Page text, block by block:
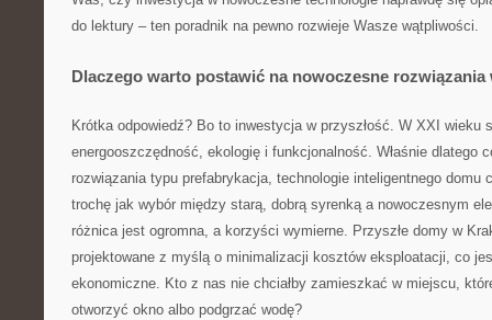
do lektury – ten poradnik na pewno rozwieje Wasze wątpliwości.
Dlaczego warto postawić na nowoczesne
Krótka odpowiedź? Bo to inwestycja w przyszłość. W XXI wieku
energooszczędność, ekologię i funkcjonalność. Właśnie dlatego
rozwiązania typu prefabrykacja, technologie inteligentnego domu
trochę jak wybór między starą, dobrą syrenką a nowoczesnym
różnica jest ogromna, a korzyści wymierne. Przyszłe domy w
projektowane z myślą o minimalizacji kosztów eksploatacji, co
ekonomiczne. Kto z nas nie chciałby zamieszkać w miejscu,
otworzyć okno albo podgrzać wodę?